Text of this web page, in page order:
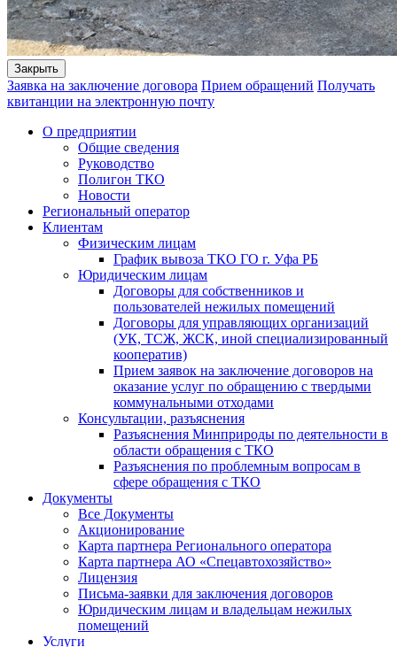
Закрыть
Заявка на заключение договора Прием обращений Получать
квитанции на электронную почту
О предприятии
Общие сведения
Руководство
Полигон ТКО
Новости
Региональный оператор
Клиентам
Физическим лицам
График вывоза ТКО ГО г. Уфа РБ
Юридическим лицам
Договоры для собственников и
пользователей нежилых помещений
Договоры для управляющих организаций
(УК, ТСЖ, ЖСК, иной специализированный
кооператив)
Прием заявок на заключение договоров на
оказание услуг по обращению с твердыми
коммунальными отходами
Консультации, разъяснения
Разъяснения Минприроды по деятельности в
области обращения с ТКО
Разъяснения по проблемным вопросам в
сфере обращения с ТКО
Документы
Все Документы
Акционирование
Карта партнера Регионального оператора
Карта партнера АО «Спецавтохозяйство»
Лицензия
Письма-заявки для заключения договоров
Юридическим лицам и владельцам нежилых
помещений
Услуги